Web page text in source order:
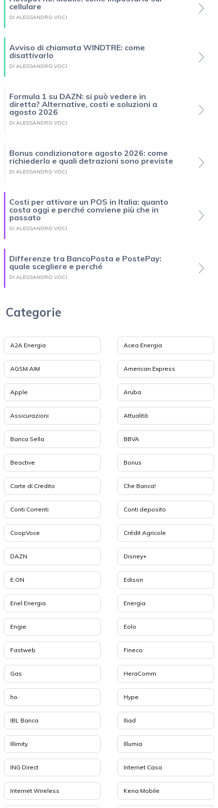
cellulare
DI ALESSANDRO VOCI
Avviso di chiamata WINDTRE: come
disattivarlo
DI ALESSANDRO VOCI
Formula 1 su DAZN: si può vedere in
diretta? Alternative, costi e soluzioni a
agosto 2026
DI ALESSANDRO VOCI
Bonus condizionatore agosto 2026: come
richiederlo e quali detrazioni sono previste
DI ALESSANDRO VOCI
Costi per attivare un POS in Italia: quanto
costa oggi e perché conviene più che in
passato
DI ALESSANDRO VOCI
Differenze tra BancoPosta e PostePay:
quale scegliere e perché
DI ALESSANDRO VOCI
Categorie
A2A Energia Acea Energia
AGSM AIM American Express
Apple Aruba
Assicurazioni Attualità
Banca Sella BBVA
Beactive Bonus
Carte di Credito Che Banca!
Conti Correnti Conti deposito
CoopVoce Crédit Agricole
DAZN Disney+
E.ON Edison
Enel Energia Energia
Engie Eolo
Fastweb Fineco
Gas HeraComm
ho. Hype
IBL Banca Iliad
Illimity Illumia
ING Direct Internet Casa
Internet Wireless Kena Mobile